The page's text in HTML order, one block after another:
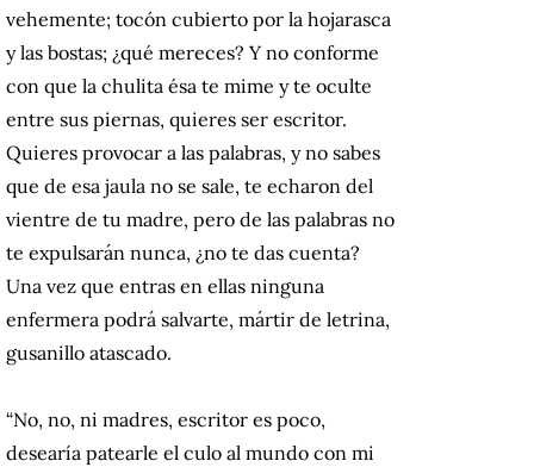
vehemente; tocón cubierto por la hojarasca
y las bostas; ¿qué mereces? Y no conforme
con que la chulita ésa te mime y te oculte
entre sus piernas, quieres ser escritor.
Quieres provocar a las palabras, y no sabes
que de esa jaula no se sale, te echaron del
vientre de tu madre, pero de las palabras no
te expulsarán nunca, ¿no te das cuenta?
Una vez que entras en ellas ninguna
enfermera podrá salvarte, mártir de letrina,
gusanillo atascado.
“No, no, ni madres, escritor es poco,
desearía patearle el culo al mundo con mi